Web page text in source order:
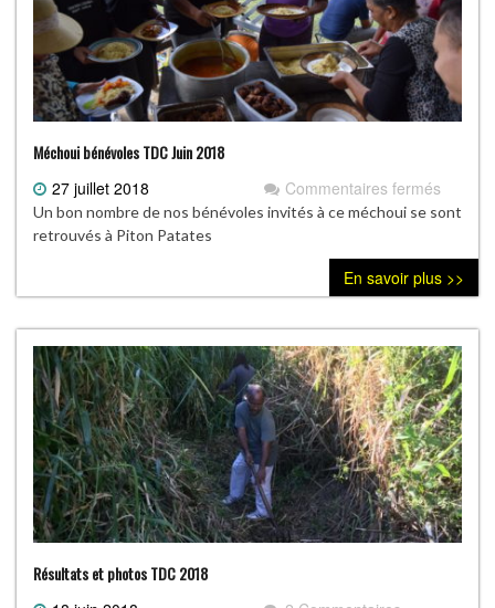
Méchoui bénévoles TDC Juin 2018
27 juillet 2018 Commentaires fermés
TDC
Juin
2018
Un bon nombre de nos bénévoles invités à ce méchoui se sont
retrouvés à Piton Patates
En savoir plus >>
Résultats et photos TDC 2018